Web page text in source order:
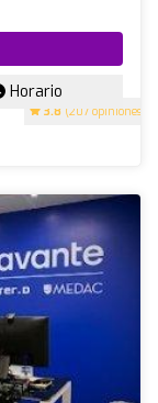
3.8 (207 opiniones)
Horario